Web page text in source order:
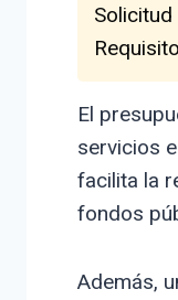
El
servicios
facilita la
fondos
Además,